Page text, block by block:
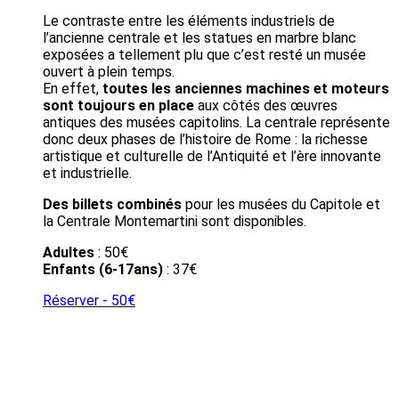
Le contraste entre les éléments industriels de
l’ancienne centrale et les statues en marbre blanc
exposées a tellement plu que c’est resté un musée
ouvert à plein temps.
En effet, toutes les anciennes machines et moteurs
sont toujours en place aux côtés des œuvres
antiques des musées capitolins. La centrale représente
donc deux phases de l’histoire de Rome : la richesse
artistique et culturelle de l’Antiquité et l’ère innovante
et industrielle.
Des billets combinés pour les musées du Capitole et
la Centrale Montemartini sont disponibles.
Adultes : 50€
Enfants (6-17ans) : 37€
Réserver - 50€